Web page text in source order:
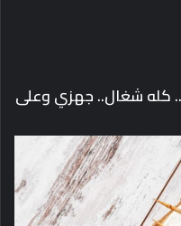
كله شغال.. جهزي وعلى